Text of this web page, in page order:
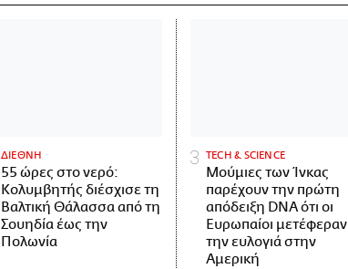
ΔΙΕΘΝΗ
55 ώρες στο νερό:
Κολυμβητής διέσχισε τη
Βαλτική Θάλασσα από τη
Σουηδία έως την
Πολωνία
ΤECH & SCIENCE
Μούμιες των Ίνκας
παρέχουν την πρώτη
απόδειξη DNA ότι οι
Ευρωπαίοι μετέφεραν
την ευλογιά στην
Αμερική